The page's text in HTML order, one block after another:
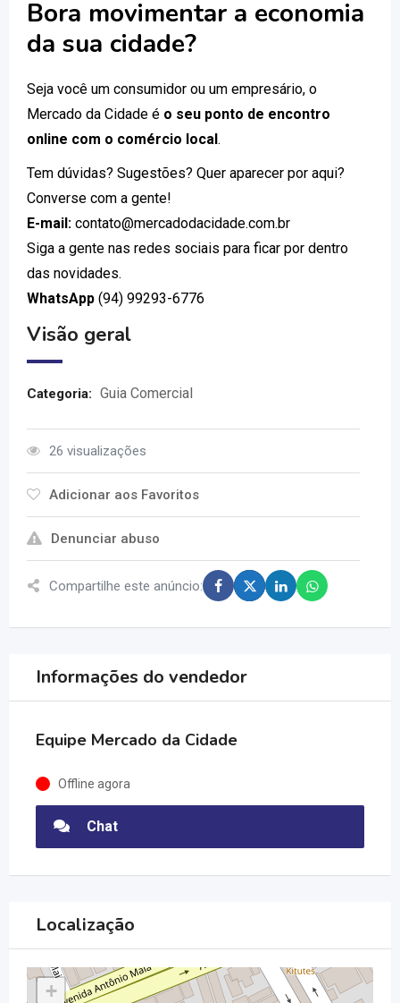
Bora movimentar a economia
da sua cidade?
Seja você um consumidor ou um empresário, o
Mercado da Cidade é o seu ponto de encontro
online com o comércio local.
Tem dúvidas? Sugestões? Quer aparecer por aqui?
Converse com a gente!
E-mail: contato@mercadodacidade.com.br
Siga a gente nas redes sociais para ficar por dentro
das novidades.
WhatsApp (94) 99293-6776
Visão geral
Categoria: Guia Comercial
26 visualizações
Adicionar aos Favoritos
Denunciar abuso
Compartilhe este anúncio:
Informações do vendedor
Equipe Mercado da Cidade
Offline agora
Chat
Localização
+